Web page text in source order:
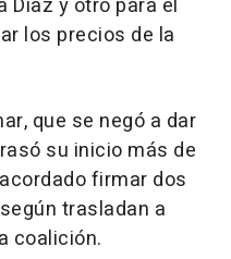
Díaz y otro para el
los precios de la
que se negó a dar
su inicio más de
firmar dos
trasladan a
coalición.